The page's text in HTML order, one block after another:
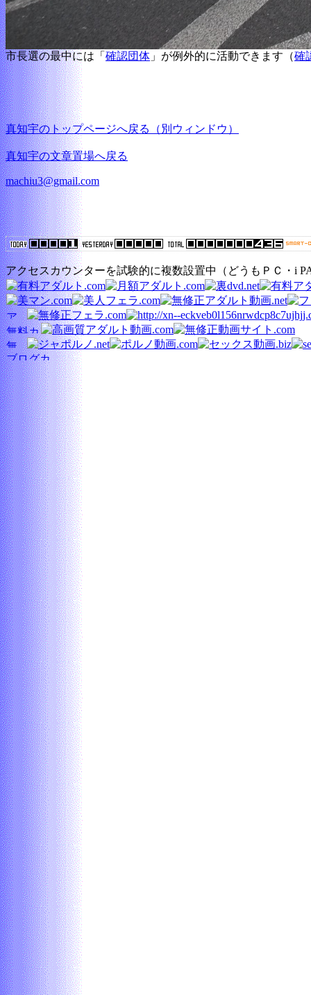
市長選の最中には「 確認団体 」が例外的に活動できます（確
真知宇のトップページへ戻る（別ウィンドウ）
真知宇の文章置場へ戻る
machiu3@gmail.com
アクセスカウンターを試験的に複数設置中（どうもＰＣ・i